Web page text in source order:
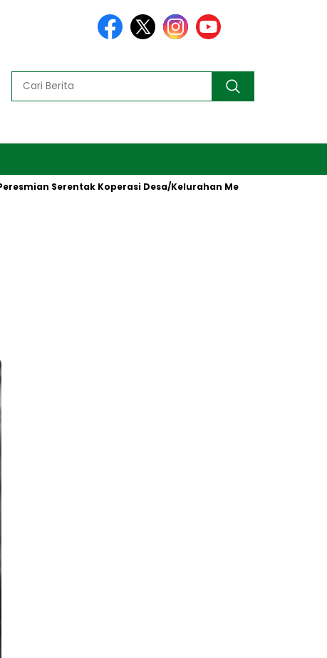
Koperasi Desa/Kelurahan Merah Putih oleh Presiden RI